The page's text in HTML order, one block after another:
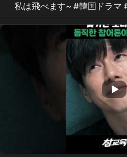
私は飛べます~ #韓国ドラマ
ュ #ピョジフン #イソン
#